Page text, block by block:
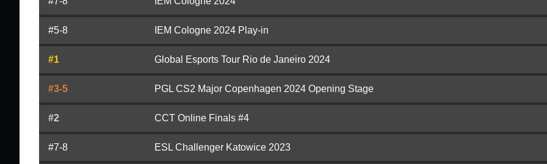
#5-8 IEM Cologne 2024 Play-in
#1 Global Esports Tour Rio de Janeiro 2024
#3-5 PGL CS2 Major Copenhagen 2024 Opening Stage
#2 CCT Online Finals #4
#7-8 ESL Challenger Katowice 2023